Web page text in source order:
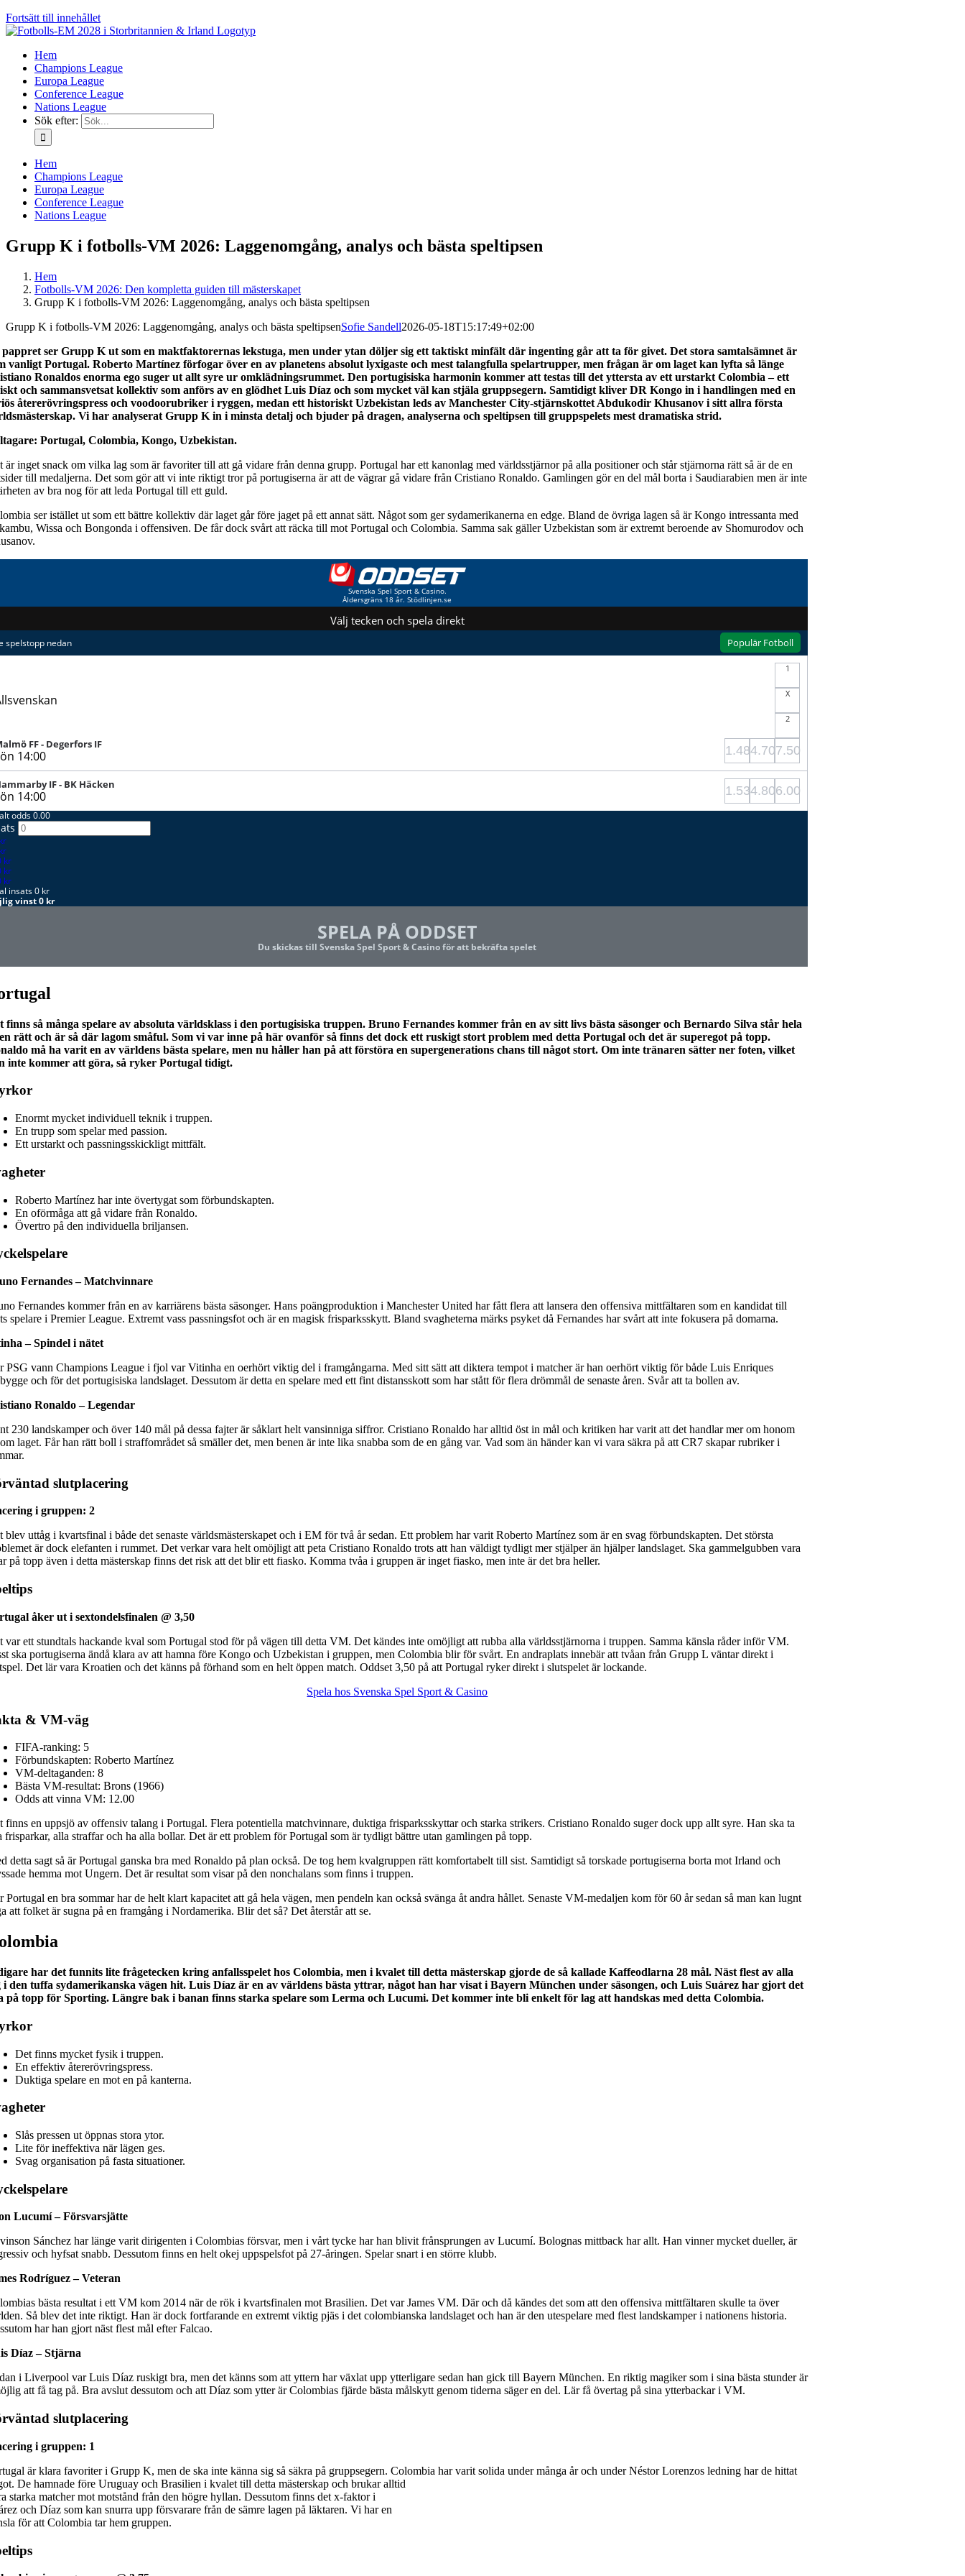
Fortsätt till innehållet
Hem
Champions League
Europa League
Conference League
Nations League
Sök efter:
Hem
Champions League
Europa League
Conference League
Nations League
Grupp K i fotbolls-VM 2026: Laggenomgång, analys och bästa speltipsen
Hem
Fotbolls-VM 2026: Den kompletta guiden till mästerskapet
Grupp K i fotbolls-VM 2026: Laggenomgång, analys och bästa speltipsen
Grupp K i fotbolls-VM 2026: Laggenomgång, analys och bästa speltipsenSofie Sandell2026-05-18T15:17:49+02:00
pappret ser Grupp K ut som en maktfaktorernas lekstuga, men under ytan döljer sig ett taktiskt minfält där ingenting går att ta för givet. Det stora samtalsämnet är
vanligt Portugal. Roberto Martínez förfogar över en av planetens absolut lyxigaste och mest talangfulla spelartrupper, men frågan är om laget kan lyfta så länge
Ronaldos enorma ego suger ut allt syre ur omklädningsrummet. Den portugisiska harmonin kommer att testas till det yttersta av ett urstarkt Colombia – ett
och sammansvetsat kollektiv som anförs av en glödhet Luis Díaz och som mycket väl kan stjäla gruppsegern. Samtidigt kliver DR Kongo in i handlingen med en
återerövringspress och voodoorubriker i ryggen, medan ett historiskt Uzbekistan leds av Manchester City-stjärnskottet Abdukodir Khusanov i sitt allra första
Vi har analyserat Grupp K in i minsta detalj och bjuder på dragen, analyserna och speltipsen till gruppspelets mest dramatiska strid.
Portugal, Colombia, Kongo, Uzbekistan.
är inget snack om vilka lag som är favoriter till att gå vidare från denna grupp. Portugal har ett kanonlag med världsstjärnor på alla positioner och står stjärnorna rätt så är de en
till medaljerna. Det som gör att vi inte riktigt tror på portugiserna är att de vägrar gå vidare från Cristiano Ronaldo. Gamlingen gör en del mål borta i Saudiarabien men är inte
av bra nog för att leda Portugal till ett guld.
ser istället ut som ett bättre kollektiv där laget går före jaget på ett annat sätt. Något som ger sydamerikanerna en edge. Bland de övriga lagen så är Kongo intressanta med
Wissa och Bongonda i offensiven. De får dock svårt att räcka till mot Portugal och Colombia. Samma sak gäller Uzbekistan som är extremt beroende av Shomurodov och
finns så många spelare av absoluta världsklass i den portugisiska truppen. Bruno Fernandes kommer från en av sitt livs bästa säsonger och Bernardo Silva står hela
rätt och är så där lagom småful. Som vi var inne på här ovanför så finns det dock ett ruskigt stort problem med detta Portugal och det är superegot på topp.
må ha varit en av världens bästa spelare, men nu håller han på att förstöra en supergenerations chans till något stort. Om inte tränaren sätter ner foten, vilket
inte kommer att göra, så ryker Portugal tidigt.
Enormt mycket individuell teknik i truppen.
En trupp som spelar med passion.
Ett urstarkt och passningsskickligt mittfält.
Roberto Martínez har inte övertygat som förbundskapten.
En oförmåga att gå vidare från Ronaldo.
Övertro på den individuella briljansen.
Fernandes – Matchvinnare
Fernandes kommer från en av karriärens bästa säsonger. Hans poängproduktion i Manchester United har fått flera att lansera den offensiva mittfältaren som en kandidat till
spelare i Premier League. Extremt vass passningsfot och är en magisk frisparksskytt. Bland svagheterna märks psyket då Fernandes har svårt att inte fokusera på domarna.
– Spindel i nätet
PSG vann Champions League i fjol var Vitinha en oerhört viktig del i framgångarna. Med sitt sätt att diktera tempot i matcher är han oerhört viktig för både Luis Enriques
och för det portugisiska landslaget. Dessutom är detta en spelare med ett fint distansskott som har stått för flera drömmål de senaste åren. Svår att ta bollen av.
Ronaldo – Legendar
230 landskamper och över 140 mål på dessa fajter är såklart helt vansinniga siffror. Cristiano Ronaldo har alltid öst in mål och kritiken har varit att det handlar mer om honom
laget. Får han rätt boll i straffområdet så smäller det, men benen är inte lika snabba som de en gång var. Vad som än händer kan vi vara säkra på att CR7 skapar rubriker i
slutplacering
i gruppen: 2
blev uttåg i kvartsfinal i både det senaste världsmästerskapet och i EM för två år sedan. Ett problem har varit Roberto Martínez som är en svag förbundskapten. Det största
är dock elefanten i rummet. Det verkar vara helt omöjligt att peta Cristiano Ronaldo trots att han väldigt tydligt mer stjälper än hjälper landslaget. Ska gammelgubben vara
på topp även i detta mästerskap finns det risk att det blir ett fiasko. Komma tvåa i gruppen är inget fiasko, men inte är det bra heller.
åker ut i sextondelsfinalen @ 3,50
var ett stundtals hackande kval som Portugal stod för på vägen till detta VM. Det kändes inte omöjligt att rubba alla världsstjärnorna i truppen. Samma känsla råder inför VM.
ska portugiserna ändå klara av att hamna före Kongo och Uzbekistan i gruppen, men Colombia blir för svårt. En andraplats innebär att tvåan från Grupp L väntar direkt i
Det lär vara Kroatien och det känns på förhand som en helt öppen match. Oddset 3,50 på att Portugal ryker direkt i slutspelet är lockande.
Spela hos Svenska Spel Sport & Casino
& VM-väg
FIFA-ranking: 5
Förbundskapten: Roberto Martínez
VM-deltaganden: 8
Bästa VM-resultat: Brons (1966)
Odds att vinna VM: 12.00
finns en uppsjö av offensiv talang i Portugal. Flera potentiella matchvinnare, duktiga frisparksskyttar och starka strikers. Cristiano Ronaldo suger dock upp allt syre. Han ska ta
frisparkar, alla straffar och ha alla bollar. Det är ett problem för Portugal som är tydligt bättre utan gamlingen på topp.
detta sagt så är Portugal ganska bra med Ronaldo på plan också. De tog hem kvalgruppen rätt komfortabelt till sist. Samtidigt så torskade portugiserna borta mot Irland och
hemma mot Ungern. Det är resultat som visar på den nonchalans som finns i truppen.
Portugal en bra sommar har de helt klart kapacitet att gå hela vägen, men pendeln kan också svänga åt andra hållet. Senaste VM-medaljen kom för 60 år sedan så man kan lugnt
att folket är sugna på en framgång i Nordamerika. Blir det så? Det återstår att se.
har det funnits lite frågetecken kring anfallsspelet hos Colombia, men i kvalet till detta mästerskap gjorde de så kallade Kaffeodlarna 28 mål. Näst flest av alla
i den tuffa sydamerikanska vägen hit. Luis Díaz är en av världens bästa yttrar, något han har visat i Bayern München under säsongen, och Luis Suárez har gjort det
på topp för Sporting. Längre bak i banan finns starka spelare som Lerma och Lucumi. Det kommer inte bli enkelt för lag att handskas med detta Colombia.
Det finns mycket fysik i truppen.
En effektiv återerövringspress.
Duktiga spelare en mot en på kanterna.
Slås pressen ut öppnas stora ytor.
Lite för ineffektiva när lägen ges.
Svag organisation på fasta situationer.
Lucumí – Försvarsjätte
Sánchez har länge varit dirigenten i Colombias försvar, men i vårt tycke har han blivit frånsprungen av Lucumí. Bolognas mittback har allt. Han vinner mycket dueller, är
och hyfsat snabb. Dessutom finns en helt okej uppspelsfot på 27-åringen. Spelar snart i en större klubb.
Rodríguez – Veteran
bästa resultat i ett VM kom 2014 när de rök i kvartsfinalen mot Brasilien. Det var James VM. Där och då kändes det som att den offensiva mittfältaren skulle ta över
Så blev det inte riktigt. Han är dock fortfarande en extremt viktig pjäs i det colombianska landslaget och han är den utespelare med flest landskamper i nationens historia.
har han gjort näst flest mål efter Falcao.
Díaz – Stjärna
i Liverpool var Luis Díaz ruskigt bra, men det känns som att yttern har växlat upp ytterligare sedan han gick till Bayern München. En riktig magiker som i sina bästa stunder är
att få tag på. Bra avslut dessutom och att Díaz som ytter är Colombias fjärde bästa målskytt genom tiderna säger en del. Lär få övertag på sina ytterbackar i VM.
slutplacering
i gruppen: 1
är klara favoriter i Grupp K, men de ska inte känna sig så säkra på gruppsegern. Colombia har varit solida under många år och under Néstor Lorenzos ledning har de hittat
De hamnade före Uruguay och Brasilien i kvalet till detta mästerskap och brukar alltid
starka matcher mot motstånd från den högre hyllan. Dessutom finns det x-faktor i
och Díaz som kan snurra upp försvarare från de sämre lagen på läktaren. Vi har en
för att Colombia tar hem gruppen.